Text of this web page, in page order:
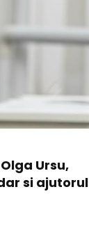
Ursu,
si ajutorul